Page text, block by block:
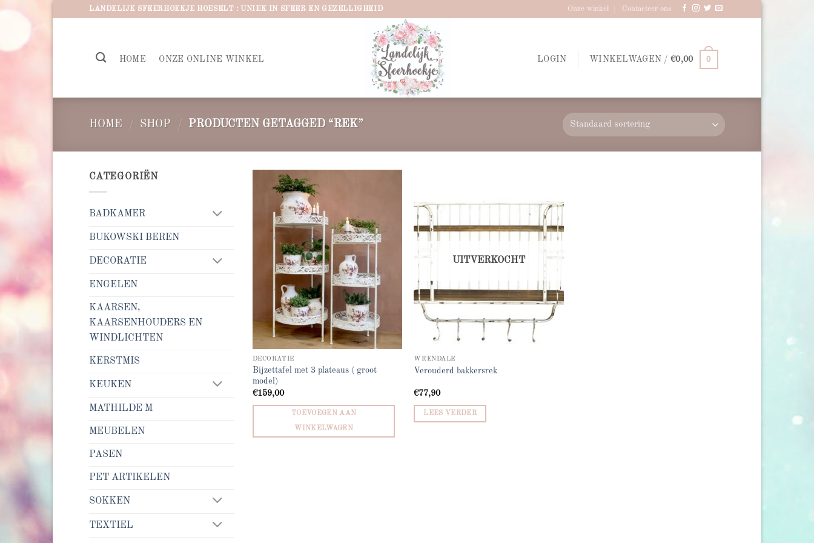
LANDELIJK SFEERHOEKJE HOESELT : UNIEK IN SFEER EN GEZELLIGHEID Onze winkel Contacteer ons
HOME ONZE ONLINE WINKEL LOGIN WINKELWAGEN /€0,00 0
HOME / SHOP / PRODUCTEN GETAGGED “REK”
CATEGORIËN
BADKAMER
BUKOWSKI BEREN
DECORATIE
ENGELEN
KAARSEN,
KAARSENHOUDERS EN
WINDLICHTEN
KERSTMIS
KEUKEN
MATHILDE M
MEUBELEN
PASEN
PET ARTIKELEN
SOKKEN
TEXTIEL
DECORATIE
Bijzettafel met 3 plateaus ( groot
model)
€159,00
TOEVOEGEN AAN
WINKELWAGEN
Add to
wishlist
UITVERKOCHT
WRENDALE
Verouderd bakkersrek
€77,90
LEES VERDER